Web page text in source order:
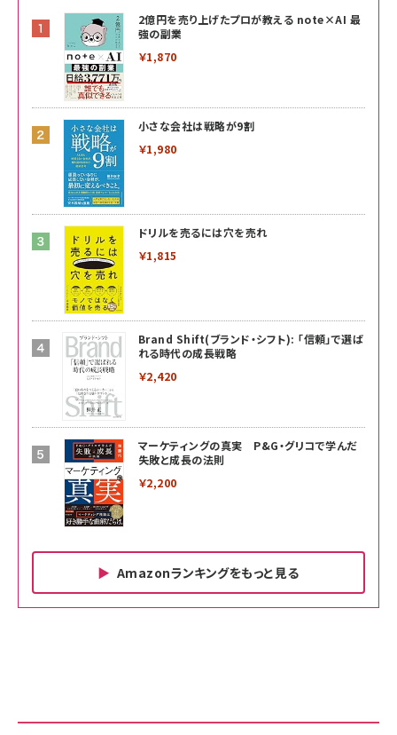
2億円を売り上げたプロが教える note×AI 最
強の副業
￥1,870
小さな会社は戦略が9割
￥1,980
ドリルを売るには穴を売れ
￥1,815
Brand Shift(ブランド・シフト): 「信頼」で選ば
れる時代の成長戦略
￥2,420
マーケティングの真実 P&G・グリコで学んだ
失敗と成長の法則
￥2,200
Amazonランキングをもっと見る
￥880
サポート正規品 メーカー保証5年 KLMEA128G
サポート正規品 メーカー保証5年 KLMEA128G